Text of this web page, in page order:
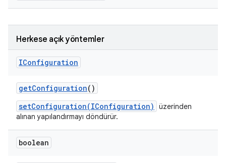
Herkese açık yöntemler
IConfiguration
getConfiguration()
setConfiguration(IConfiguration)
üzerinden
alınan yapılandırmayı döndürür.
boolean